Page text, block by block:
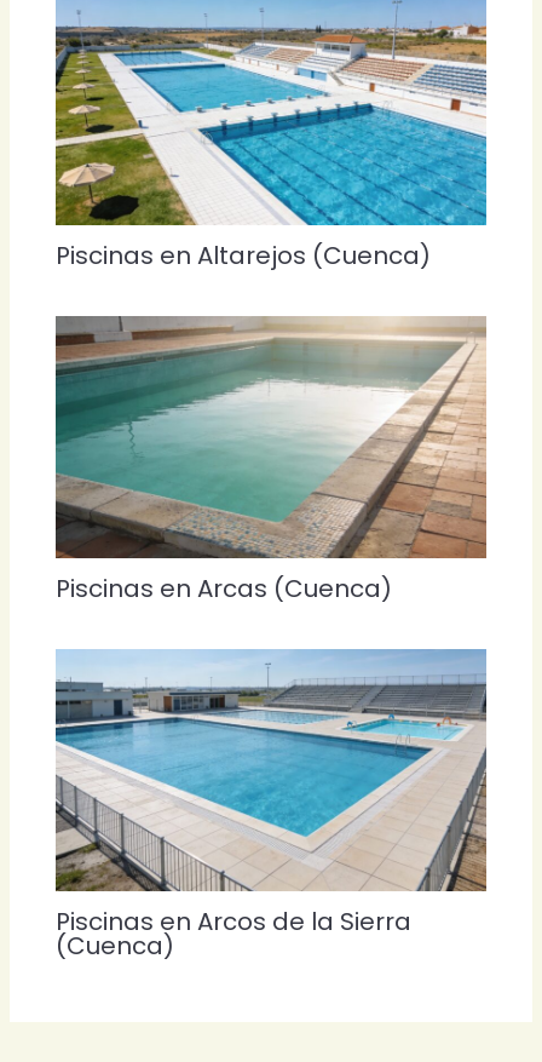
Piscinas en Altarejos (Cuenca)
Piscinas en Arcas (Cuenca)
Piscinas en Arcos de la Sierra
(Cuenca)